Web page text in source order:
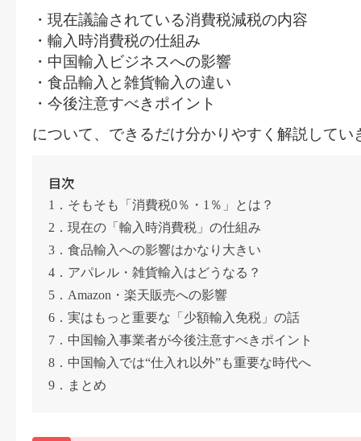
・現在議論されている消費税減税の内容
・輸入時消費税の仕組み
・中国輸入ビジネスへの影響
・食品輸入と雑貨輸入の違い
・今後注意すべきポイント
について、できるだけ分かりやすく解説してい
目次
1．そもそも「消費税0％・1％」とは？
2．現在の「輸入時消費税」の仕組み
3．食品輸入への影響はかなり大きい
4．アパレル・雑貨輸入はどうなる？
5．Amazon・楽天販売への影響
6．実はもっと重要な「少額輸入免税」の話
7．中国輸入事業者が今後注意すべきポイント
8．中国輸入では“仕入れ以外”も重要な時代へ
9．まとめ